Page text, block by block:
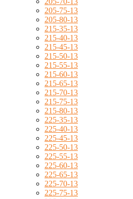
205-75-13
205-80-13
215-35-13
215-40-13
215-45-13
215-50-13
215-55-13
215-60-13
215-65-13
215-70-13
215-75-13
215-80-13
225-35-13
225-40-13
225-45-13
225-50-13
225-55-13
225-60-13
225-65-13
225-70-13
225-75-13